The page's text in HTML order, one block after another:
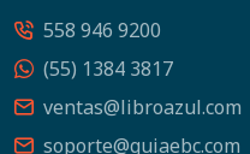
558 946 9200
(55) 1384 3817
ventas@libroazul.com
soporte@guiaebc.com